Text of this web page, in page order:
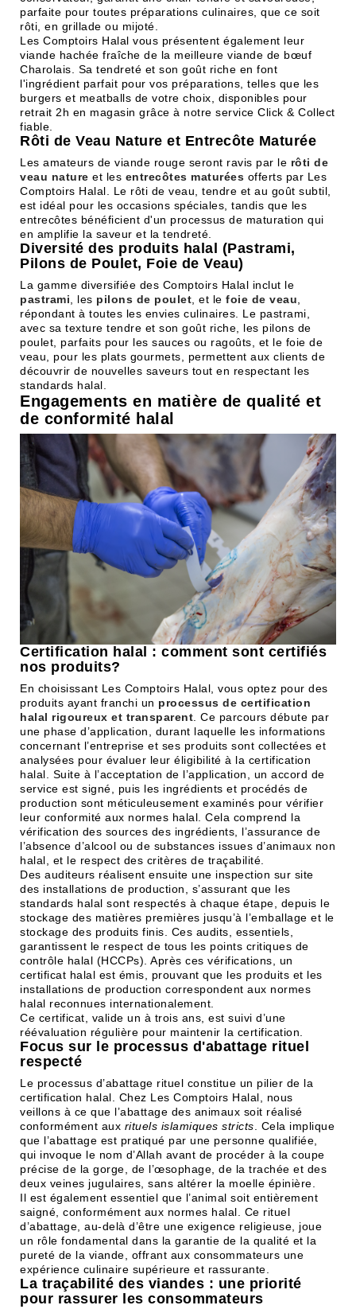
parfaite pour toutes préparations culinaires, que ce soit
rôti, en grillade ou mijoté.
Les Comptoirs Halal vous présentent également leur
viande hachée fraîche de la meilleure viande de bœuf
Charolais. Sa tendreté et son goût riche en font
l'ingrédient parfait pour vos préparations, telles que les
burgers et meatballs de votre choix, disponibles pour
retrait 2h en magasin grâce à notre service Click & Collect
fiable.
Rôti de Veau Nature et Entrecôte Maturée
Les amateurs de viande rouge seront ravis par le rôti de
veau nature et les entrecôtes maturées offerts par Les
Comptoirs Halal. Le rôti de veau, tendre et au goût subtil,
est idéal pour les occasions spéciales, tandis que les
entrecôtes bénéficient d'un processus de maturation qui
en amplifie la saveur et la tendreté.
Diversité des produits halal (Pastrami,
Pilons de Poulet, Foie de Veau)
La gamme diversifiée des Comptoirs Halal inclut le
pastrami , les pilons de poulet , et le foie de veau
répondant à toutes les envies culinaires. Le pastrami,
avec sa texture tendre et son goût riche, les pilons de
poulet, parfaits pour les sauces ou ragoûts, et le foie de
veau, pour les plats gourmets, permettent aux clients de
découvrir de nouvelles saveurs tout en respectant les
standards halal.
Engagements en matière de qualité et
de conformité halal
Certification halal : comment sont certifiés
nos produits?
En choisissant Les Comptoirs Halal, vous optez pour des
produits ayant franchi un processus de certification
halal rigoureux et transparent. Ce parcours débute par
une phase d’application, durant laquelle les informations
concernant l’entreprise et ses produits sont collectées et
analysées pour évaluer leur éligibilité à la certification
halal. Suite à l’acceptation de l’application, un accord de
service est signé, puis les ingrédients et procédés de
production sont méticuleusement examinés pour vérifier
leur conformité aux normes halal. Cela comprend la
vérification des sources des ingrédients, l’assurance de
l’absence d’alcool ou de substances issues d’animaux non
halal, et le respect des critères de traçabilité.
Des auditeurs réalisent ensuite une inspection sur site
des installations de production, s’assurant que les
standards halal sont respectés à chaque étape, depuis le
stockage des matières premières jusqu’à l’emballage et le
stockage des produits finis. Ces audits, essentiels,
garantissent le respect de tous les points critiques de
contrôle halal (HCCPs). Après ces vérifications, un
certificat halal est émis, prouvant que les produits et les
installations de production correspondent aux normes
halal reconnues internationalement.
Ce certificat, valide un à trois ans, est suivi d’une
réévaluation régulière pour maintenir la certification.
Focus sur le processus d'abattage rituel
respecté
Le processus d’abattage rituel constitue un pilier de la
certification halal. Chez Les Comptoirs Halal, nous
veillons à ce que l’abattage des animaux soit réalisé
conformément aux rituels islamiques stricts. Cela implique
que l’abattage est pratiqué par une personne qualifiée,
qui invoque le nom d’Allah avant de procéder à la coupe
précise de la gorge, de l’œsophage, de la trachée et des
deux veines jugulaires, sans altérer la moelle épinière.
Il est également essentiel que l’animal soit entièrement
saigné, conformément aux normes halal. Ce rituel
d’abattage, au-delà d’être une exigence religieuse, joue
un rôle fondamental dans la garantie de la qualité et la
pureté de la viande, offrant aux consommateurs une
expérience culinaire supérieure et rassurante.
La traçabilité des viandes : une priorité
pour rassurer les consommateurs